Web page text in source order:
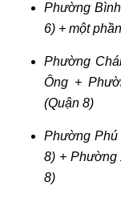
Phường
6) + một
Phường
Ông +
(Quận 8)
Phường
8) + Phường
8)